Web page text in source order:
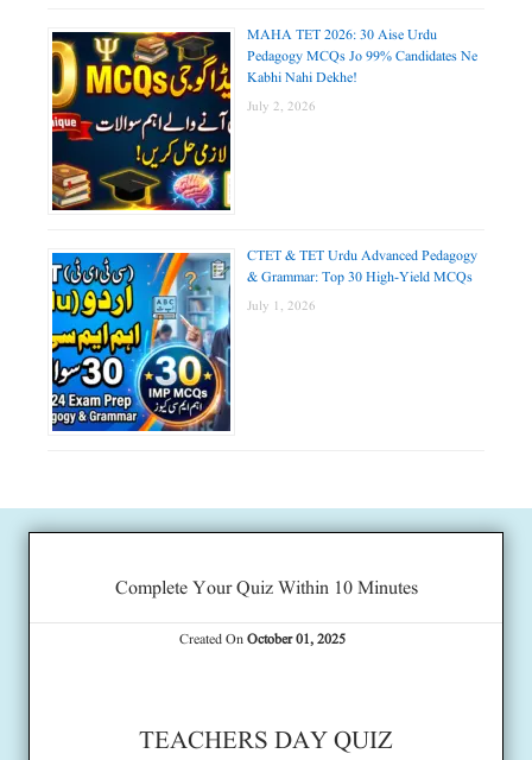
MAHA TET 2026: 30 Aise Urdu
Pedagogy MCQs Jo 99% Candidates Ne
Kabhi Nahi Dekhe!
July 2, 2026
CTET & TET Urdu Advanced Pedagogy
& Grammar: Top 30 High-Yield MCQs
July 1, 2026
Complete Your Quiz Within 10 Minutes
Created OnOctober 01, 2025
TEACHERS DAY QUIZ